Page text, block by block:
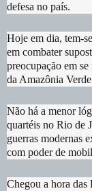
defesa no país.
Hoje em dia, tem-
em combater
preocupação em
da Amazônia
Não há a menor
quartéis no Rio de
guerras modernas
com poder de
Chegou a hora das